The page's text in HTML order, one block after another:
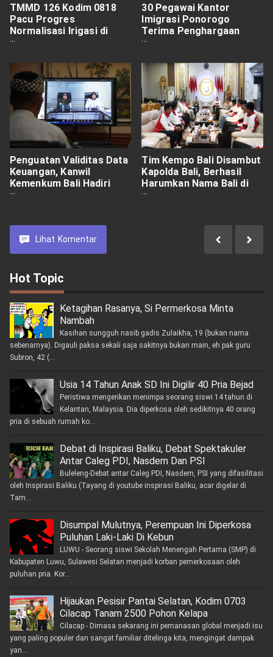
TMMD 126 Kodim 0818
Pacu Progres
Normalisasi Irigasi di
Ampelgading
30 Pegawai Kantor
Imigrasi Ponorogo
Terima Penghargaan
Anugraha Wira Wibawa
Penguatan Validitas Data
Keuangan, Kanwil
Kemenkum Bali Hadiri
Evaluasi Terpusat Daring
Tim Kempo Bali Disambut
Kapolda Bali, Berhasil
Harumkan Nama Bali di
PON Beladiri
Lihat Komentar
Hot Topic
Ketagihan Rasanya, Si Permerkosa Minta
Nambah
Kasihan sungguh nasib gadis Zulaikha, 19 (bukan nama
sebenarnya). Digauli paksa sekali saja sakitnya bukan main, eh pak guru
Subron, 42 (...
Usia 14 Tahun Anak SD Ini Digilir 40 Pria Bejad
Peristiwa mengerikan menimpa seorang siswi 14 tahun di
Kelantan, Malaysia. Dia diperkosa oleh sedikitnya 40 orang
pria di sebuah rumah ko...
Debat di Inspirasi Baliku, Debat Spektakuler
Antar Caleg PDI, Nasdem Dan PSI
Buleleng-Debat antar Caleg PDI, Nasdem, PSI yang difasilitasi
oleh Inspirasi Baliku (Tayang di youtube inspirasi Baliku, acar digelar di
Tam...
Disumpal Mulutnya, Perempuan Ini Diperkosa
Puluhan Laki-Laki Di Kebun
LUWU - Seorang siswi Sekolah Menengah Pertama (SMP) di
Kabupaten Luwu, Sulawesi Selatan menjadi korban pemerkosaan oleh
puluhan pria. Kor...
Hijaukan Pesisir Pantai Selatan, Kodim 0703
Cilacap Tanam 2500 Pohon Kelapa
Cilacap - Dimasa sekarang ini pemanasan global menjadi isu
yang paling populer dan sangat familiar ditelinga kita, mengingat dampak
yan...